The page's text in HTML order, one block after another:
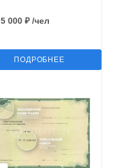
5 000 ₽ /чел
ПОДРОБНЕЕ